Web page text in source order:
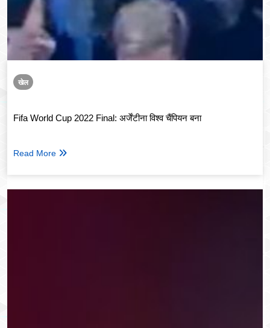
खेल
Fifa World Cup 2022 Final: अर्जेंटीना विश्व चैंपियन बना
Read More